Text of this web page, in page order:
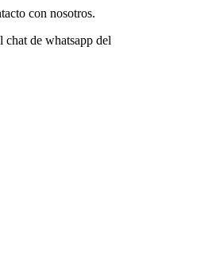
con nosotros.
chat de whatsapp del